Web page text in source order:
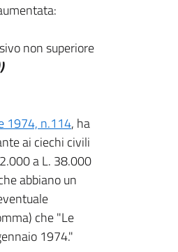
non superiore
1974, n.114, ha
ai ciechi civili
a L. 38.000
abbiano un
che "Le
1974."